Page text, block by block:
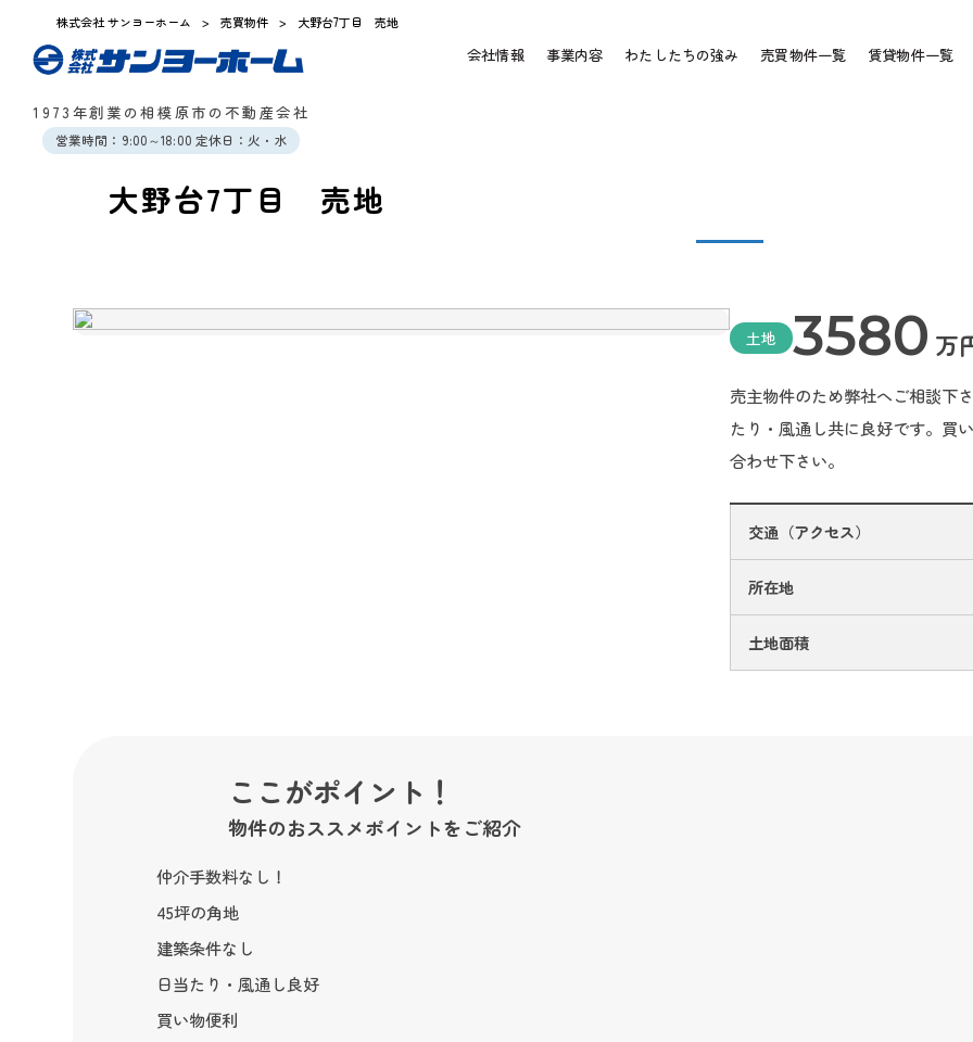
1973年創業の相模原市の不動産会社
営業時間：9:00～18:00 定休日：火・水
会社情報 事業内容 わたしたちの強み 売買物件一覧 賃貸物件一覧
株式会社 サンヨーホーム > 売買物件 > 大野台7丁目 売地
大野台7丁目 売地
土地 3580 万
売主物件のため弊社へご相談下
たり・風通し共に良好です。買
合わせ下さい。
交通（アクセス）
所在地
土地面積
ここがポイント！
物件のおススメポイントをご紹介
仲介手数料なし！
45坪の角地
建築条件なし
日当たり・風通し良好
買い物便利